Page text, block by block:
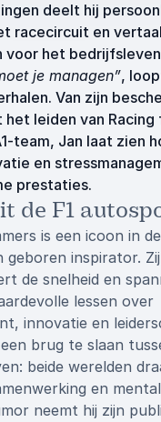
deelt hij
racecircuit en
voor het
je managen”,
Van zijn
leiden van Racing
team, Jan laat zien
en
prestaties.
de F1
is een icoon in
inspirator.
de snelheid en
lessen over
innovatie en
brug te slaan
beide werelden
en
neemt hij zijn